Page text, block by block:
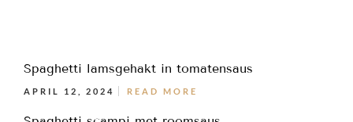
Spaghetti lamsgehakt in tomatensaus
APRIL 12, 2024 READ MORE